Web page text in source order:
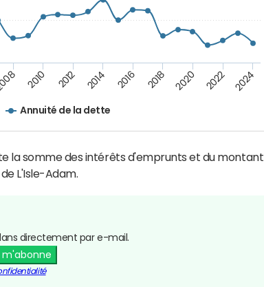
Annuité de la dette
2010 2012 2014 2016 2018 2020 2022 2024
la somme des intérêts d'emprunts et du montant
L'Isle-Adam.
directement par e-mail.
m'abonne